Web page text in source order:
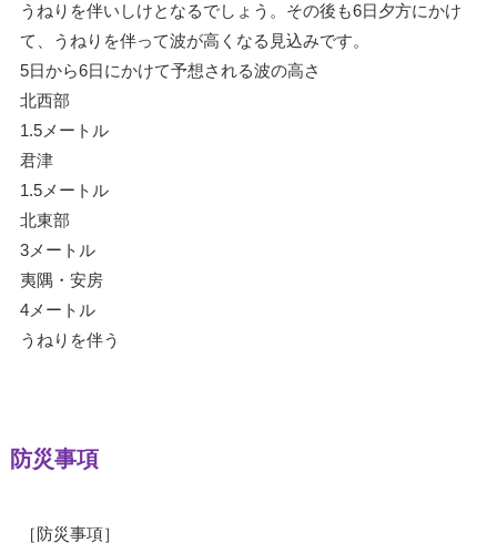
うねりを伴いしけとなるでしょう。その後も6日夕方にかけ
て、うねりを伴って波が高くなる見込みです。
5日から6日にかけて予想される波の高さ
北西部
1.5メートル
君津
1.5メートル
北東部
3メートル
夷隅・安房
4メートル
うねりを伴う
防災事項
［防災事項］